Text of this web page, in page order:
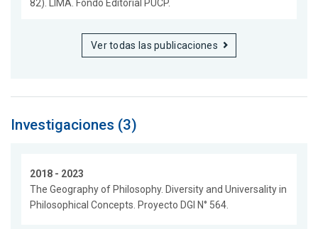
82). LIMA. Fondo Editorial PUCP.
Ver todas las publicaciones
Investigaciones (3)
2018 - 2023
The Geography of Philosophy. Diversity and Universality in
Philosophical Concepts. Proyecto DGI N° 564.